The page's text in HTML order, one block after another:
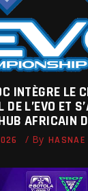
INTÈGRE LE
DE L’EVO ET
AFRICAIN
By HASNAE